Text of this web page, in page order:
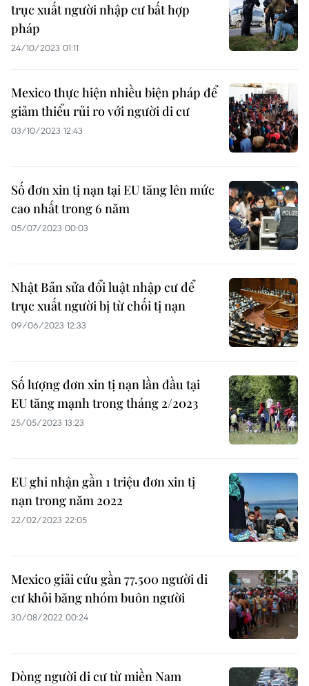
trục xuất người nhập cư bất hợp
pháp
24/10/2023 01:11
Mexico thực hiện nhiều biện pháp để
giảm thiểu rủi ro với người di cư
03/10/2023 12:43
Số đơn xin tị nạn tại EU tăng lên mức
cao nhất trong 6 năm
05/07/2023 00:03
Nhật Bản sửa đổi luật nhập cư để
trục xuất người bị từ chối tị nạn
09/06/2023 12:33
Số lượng đơn xin tị nạn lần đầu tại
EU tăng mạnh trong tháng 2/2023
25/05/2023 13:23
EU ghi nhận gần 1 triệu đơn xin tị
nạn trong năm 2022
22/02/2023 22:05
Mexico giải cứu gần 77.500 người di
cư khỏi băng nhóm buôn người
30/08/2022 00:24
Dòng người di cư từ miền Nam